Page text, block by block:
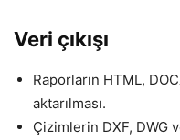
Veri çıkışı
Raporların HTML,
aktarılması.
Çizimlerin DXF, DWG